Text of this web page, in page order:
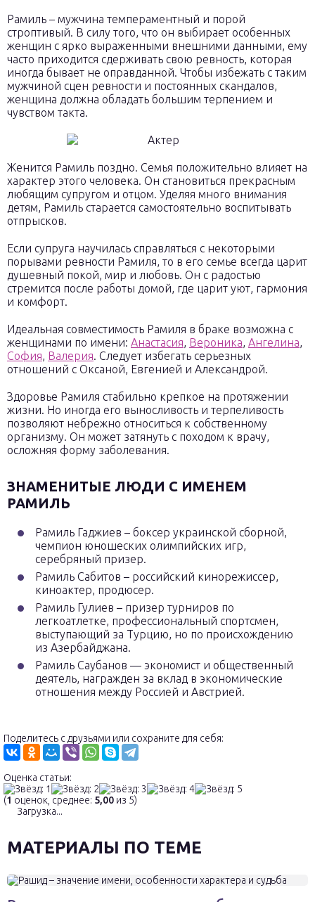
Рамиль – мужчина темпераментный и порой
строптивый. В силу того, что он выбирает особенных
женщин с ярко выраженными внешними данными, ему
часто приходится сдерживать свою ревность, которая
иногда бывает не оправданной. Чтобы избежать с таким
мужчиной сцен ревности и постоянных скандалов,
женщина должна обладать большим терпением и
чувством такта.
Женится Рамиль поздно. Семья положительно влияет на
характер этого человека. Он становиться прекрасным
любящим супругом и отцом. Уделяя много внимания
детям, Рамиль старается самостоятельно воспитывать
отпрысков.
Если супруга научилась справляться с некоторыми
порывами ревности Рамиля, то в его семье всегда царит
душевный покой, мир и любовь. Он с радостью
стремится после работы домой, где царит уют, гармония
и комфорт.
Идеальная совместимость Рамиля в браке возможна с
женщинами по имени: Анастасия, Вероника, Ангелина,
София, Валерия. Следует избегать серьезных
отношений с Оксаной, Евгенией и Александрой.
Здоровье Рамиля стабильно крепкое на протяжении
жизни. Но иногда его выносливость и терпеливость
позволяют небрежно относиться к собственному
организму. Он может затянуть с походом к врачу,
осложняя форму заболевания.
ЗНАМЕНИТЫЕ ЛЮДИ С ИМЕНЕМ
РАМИЛЬ
Рамиль Гаджиев – боксер украинской сборной,
чемпион юношеских олимпийских игр,
серебряный призер.
Рамиль Сабитов – российский кинорежиссер,
киноактер, продюсер.
Рамиль Гулиев – призер турниров по
легкоатлетке, профессиональный спортсмен,
выступающий за Турцию, но по происхождению
из Азербайджана.
Рамиль Саубанов — экономист и общественный
деятель, награжден за вклад в экономические
отношения между Россией и Австрией.
Поделитесь с друзьями или сохраните для себя:
Оценка статьи:
(1 оценок, среднее: 5,00 из 5)
Загрузка...
МАТЕРИАЛЫ ПО ТЕМЕ